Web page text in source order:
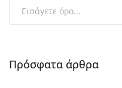
Πρόσφατα άρθρα